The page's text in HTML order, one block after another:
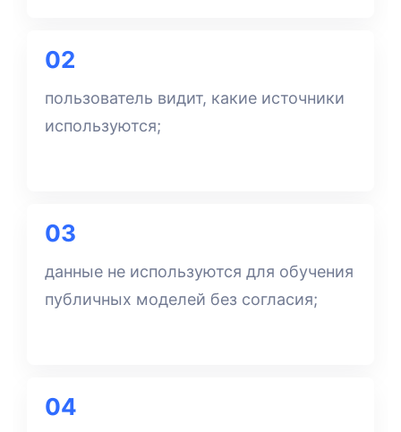
02
пользователь видит, какие источники
используются;
03
данные не используются для обучения
публичных моделей без согласия;
04